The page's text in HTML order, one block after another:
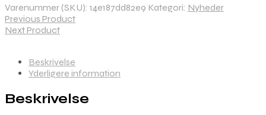
Varenummer (SKU): 14e187dd82e9 Kategori: Nyheder
Previous Product
Next Product
Beskrivelse
Yderligere information
Beskrivelse